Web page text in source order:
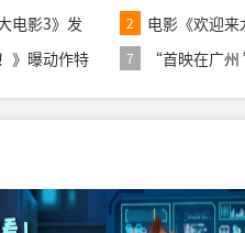
电影3》发
2
电影《欢迎
月11日 文牧
》曝动作特
7
“首映在广